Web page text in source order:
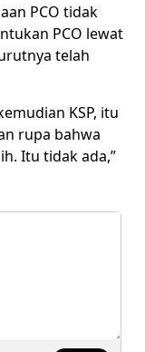
PCO tidak
PCO lewat
telah
KSP, itu
rupa bahwa
Itu tidak ada,”